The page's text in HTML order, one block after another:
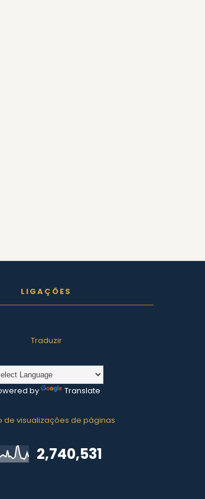
LIGAÇÕES
Traduzir
by Translate
de visualizações de páginas
2,740,531